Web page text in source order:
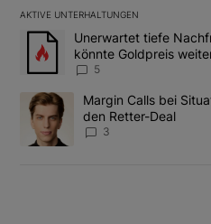
AKTIVE UNTERHALTUNGEN
Das Folgende ist eine Liste
Ein Trendartikel mit dem Titel
Unerwartet tiefe
könnte Goldpreis
5
Ein Trendartikel mit dem Titel
Margin Calls bei
den Retter-Deal
3